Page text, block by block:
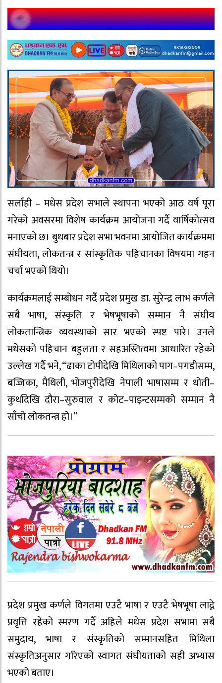
सर्लाही – मधेस प्रदेश सभाले स्थापना भएको आठ वर्ष पूरा
गरेको अवसरमा विशेष कार्यक्रम आयोजना गर्दै वार्षिकोत्सव
मनाएको छ। बुधबार प्रदेश सभा भवनमा आयोजित कार्यक्रममा
संघीयता, लोकतन्त्र र सांस्कृतिक पहिचानका विषयमा गहन
चर्चा भएको थियो।
कार्यक्रमलाई सम्बोधन गर्दै प्रदेश प्रमुख डा. सुरेन्द्र लाभ कर्णले
सबै भाषा, संस्कृति र भेषभूषाको सम्मान नै संघीय
लोकतान्त्रिक व्यवस्थाको सार भएको स्पष्ट पारे। उनले
मधेसको पहिचान बहुलता र सहअस्तित्वमा आधारित रहेको
उल्लेख गर्दै भने, “ढाका टोपीदेखि मिथिलाको पाग–पगडीसम्म,
बज्जिका, मैथिली, भोजपुरीदेखि नेपाली भाषासम्म र धोती–
कुर्थादेखि दौरा–सुरुवाल र कोट–पाइन्टसम्मको सम्मान नै
साँचो लोकतन्त्र हो।”
प्रदेश प्रमुख कर्णले विगतमा एउटै भाषा र एउटै भेषभूषा लाद्ने
प्रवृत्ति रहेको स्मरण गर्दै अहिले मधेस प्रदेश सभामा सबै
समुदाय, भाषा र संस्कृतिको सम्मानसहित मिथिला
संस्कृतिअनुसार गरिएको स्वागत संघीयताको सही अभ्यास
भएको बताए।